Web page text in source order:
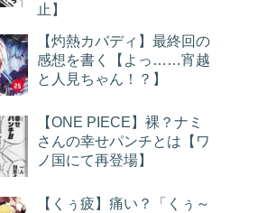
止】
【灼熱カバディ】最終回の
感想を書く【よっ……宵越
と人見ちゃん！？】
【ONE PIECE】裸？ナミ
さんの幸せパンチとは【ワ
ノ国にて再登場】
【くぅ疲】痛い？「くぅ～